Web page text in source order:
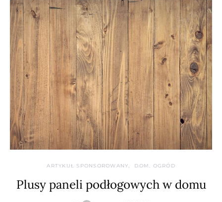
ARTYKUŁ SPONSOROWANY DOM, OGRÓD
Plusy paneli podłogowych w domu